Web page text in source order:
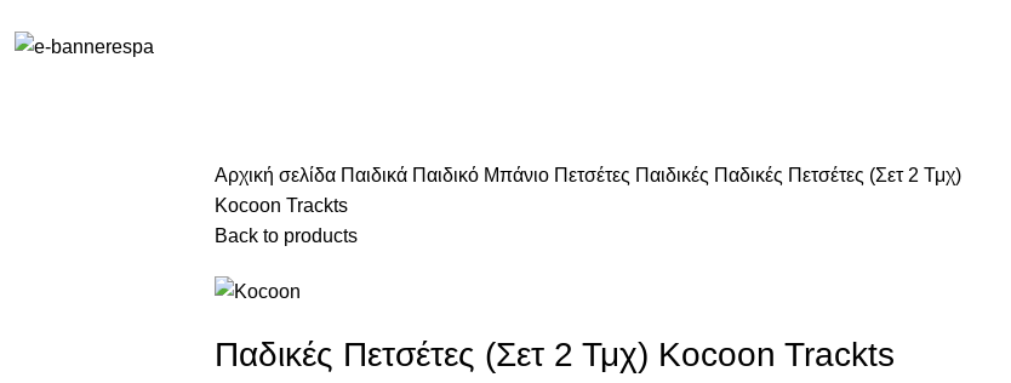
Αρχική σελίδα Παιδικά Παιδικό Μπάνιο Πετσέτες Παιδικές Παδικές Πετσέτες (Σετ 2 Τμχ)
Kocoon Trackts
Back to products
Παδικές Πετσέτες (Σετ 2 Τμχ) Kocoon Trackts